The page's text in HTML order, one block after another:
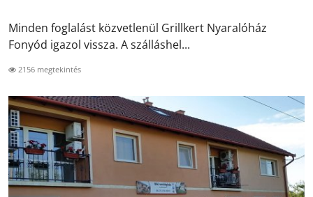
Minden foglalást közvetlenül Grillkert Nyaralóház
Fonyód igazol vissza. A szálláshel...
2156 megtekintés